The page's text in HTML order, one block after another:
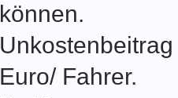
können.
Euro/ Fahrer.